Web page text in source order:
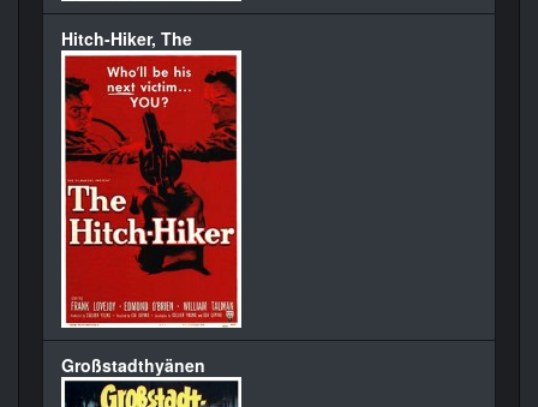
Hitch-Hiker, The
Großstadthyänen